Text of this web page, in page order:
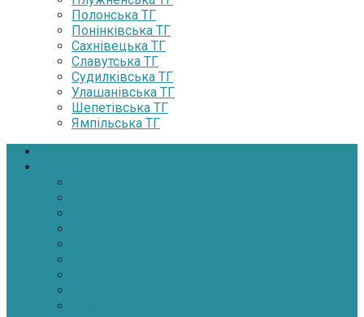
Полонська ТГ
Понінківська ТГ
Сахнівецька ТГ
Славутська ТГ
Судилківська ТГ
Улашанівська ТГ
Шепетівська ТГ
Ямпільська ТГ